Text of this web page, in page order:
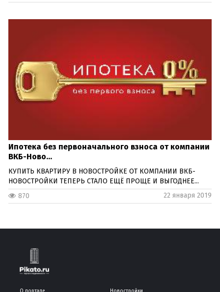
Ипотека без первоначального взноса от компании
ВКБ-Ново...
КУПИТЬ КВАРТИРУ В НОВОСТРОЙКЕ ОТ КОМПАНИИ ВКБ-
НОВОСТРОЙКИ ТЕПЕРЬ СТАЛО ЕЩЁ ПРОЩЕ И ВЫГОДНЕЕ...
870
22 января 2019